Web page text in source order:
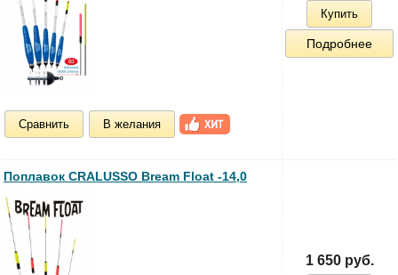
Сравнить В желания
Купить
Подробнее
Поплавок CRALUSSO Bream Float -14,0
1 650 руб.